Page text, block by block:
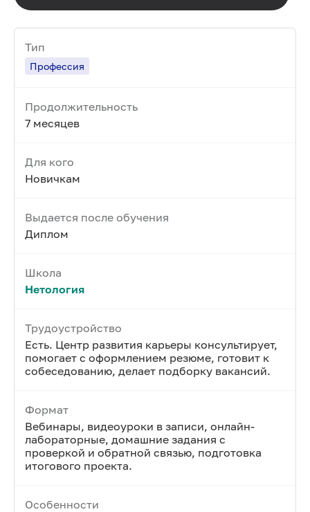
Тип
Профессия
Продолжительность
7 месяцев
Для кого
Новичкам
Выдается после обучения
Диплом
Школа
Нетология
Трудоустройство
Есть. Центр развития карьеры консультирует,
помогает с оформлением резюме, готовит к
собеседованию, делает подборку вакансий.
Формат
Вебинары, видеоуроки в записи, онлайн-
лабораторные, домашние задания с
проверкой и обратной связью, подготовка
итогового проекта.
Особенности